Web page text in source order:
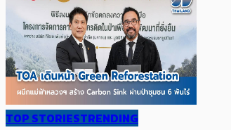
TOP STORIESTRENDING